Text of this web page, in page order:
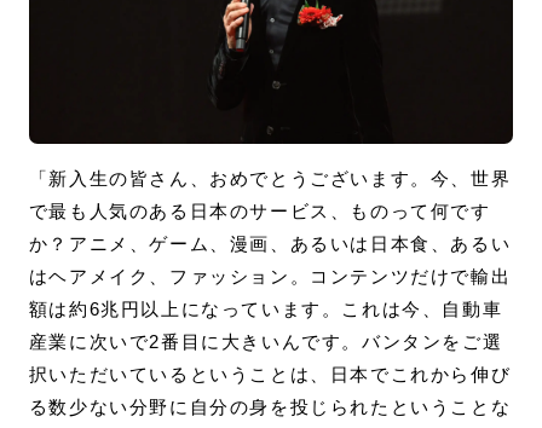
「新入生の皆さん、おめでとうございます。今、世界
で最も人気のある日本のサービス、ものって何です
か？アニメ、ゲーム、漫画、あるいは日本食、あるい
はヘアメイク、ファッション。コンテンツだけで輸出
額は約6兆円以上になっています。これは今、自動車
産業に次いで2番目に大きいんです。バンタンをご選
択いただいているということは、日本でこれから伸び
る数少ない分野に自分の身を投じられたということな